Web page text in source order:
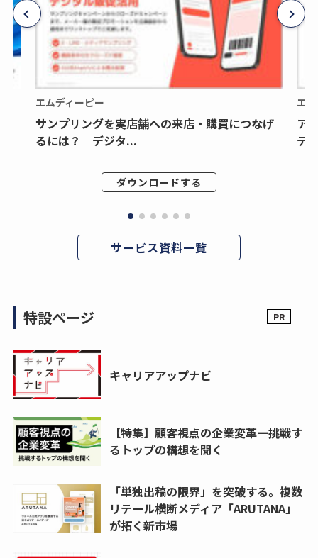
エムディーピー
サンプリングを実店舗への来店・購買につなげ
るには？ デジタ...
ダウンロードする
エ
ア
デ
サービス資料一覧
特設ページ
キャリアアップナビ
【特集】顧客視点の企業変革ー挑戦す
るトップの構想を聞く
「単独出稿の限界」を突破する。複数
リテール横断メディア「ARUTANA」
が拓く新市場